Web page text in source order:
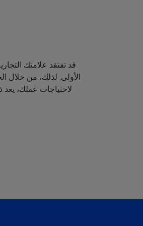
قد تفتقد علامتك
الأولى. لذلك، من خلال
لاحتياجات عملك،